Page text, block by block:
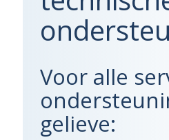
Voor alle
gelieve: